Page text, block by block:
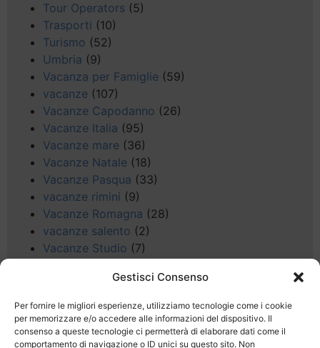
Gestisci Consenso
Per fornire le migliori esperienze, utilizziamo tecnologie come i cookie
per memorizzare e/o accedere alle informazioni del dispositivo. Il
consenso a queste tecnologie ci permetterà di elaborare dati come il
comportamento di navigazione o ID unici su questo sito. Non
Tour Operators (5)
Trasporti (10)
Turismo (52)
Umbria (9)
Vacanza per Famiglie (59)
vacanze (107)
Vacanze Capodanno (26)
Vacanze Italia (95)
Vacanze mare (36)
Vacanze Natale (18)
Vacanze Pasqua (33)
vacanze rimini (9)
Vacanze Romagna (28)
vacanze salento (2)
Vacanze Studio (7)
(5)
Veneto (25)
Voli low cost(4)
Web(9)